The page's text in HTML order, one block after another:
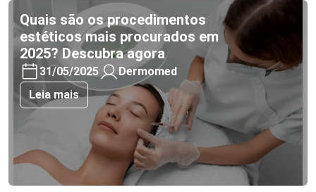
Quais são os procedimentos
estéticos mais procurados em
2025? Descubra agora
31/05/2025
Dermomed
Leia mais